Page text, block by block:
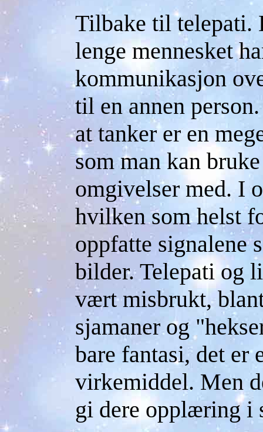
Tilbake til telepati.
lenge mennesket
kommunikasjon
til en annen
at tanker er en
som man kan
omgivelser med. I
hvilken som helst
oppfatte signalene
bilder. Telepati og
vært misbrukt,
sjamaner og
bare fantasi, det er
virkemiddel. Men
gi dere opplæring